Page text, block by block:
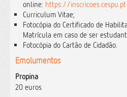
online: https://
Curriculum Vitae;
Fotocópia do Certificado de
Matrícula em caso de ser
Fotocópia do Cartão de Cidadão.
Emolumentos
Propina
20 euros